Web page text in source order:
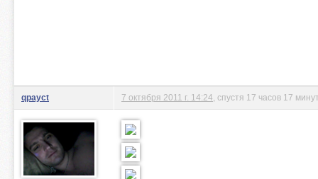
qpayct 7 октября 2011 г. 14:24 , спустя 17 часов 17